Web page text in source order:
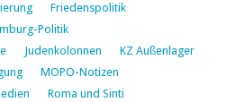
Friedenspolitik
Politik
Judenkolonnen
KZ Außenlager
MOPO-Notizen
Roma und Sinti